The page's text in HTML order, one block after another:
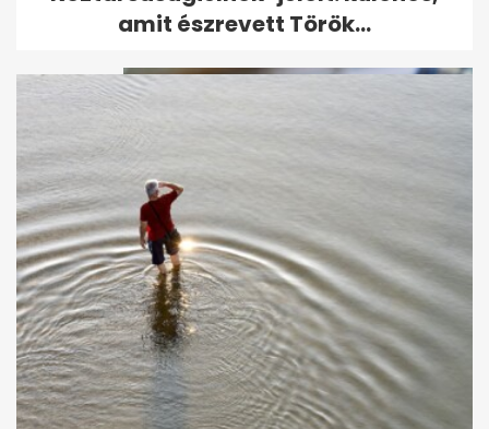
meghalt a férje, a lánya a...
SZÉP-kártya: nem
hosszabbított a kormány
amit észrevett Török...